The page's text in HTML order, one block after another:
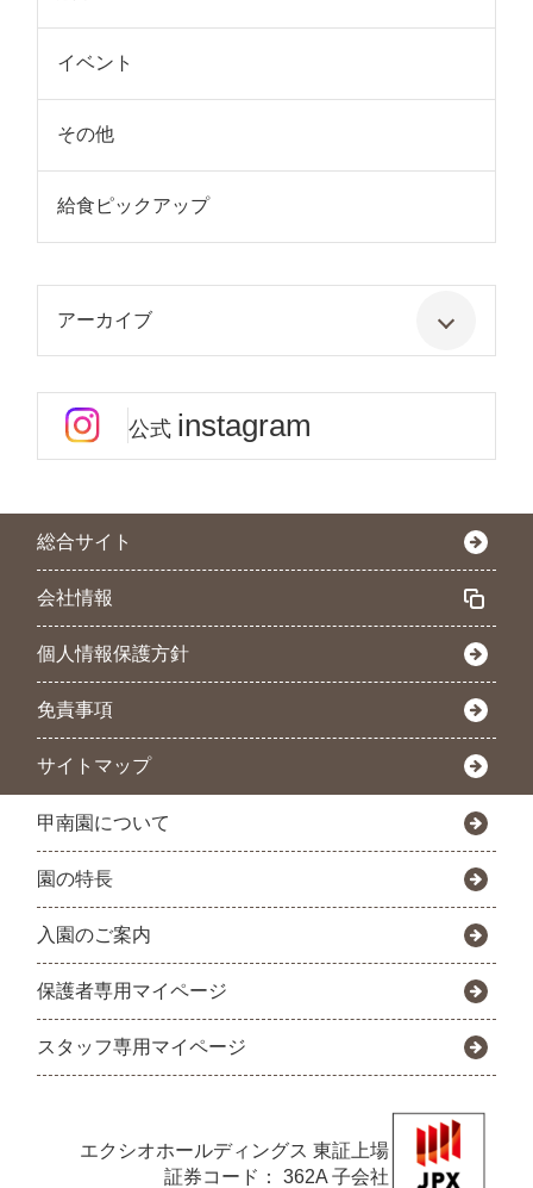
イベント
その他
給食ピックアップ
アーカイブ
公式 instagram
総合サイト
会社情報
個人情報保護方針
免責事項
サイトマップ
甲南園について
園の特長
入園のご案内
保護者専用マイページ
スタッフ専用マイページ
エクシオホールディングス 東証上場
証券コード： 362A 子会社